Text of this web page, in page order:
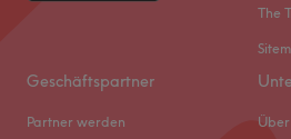
The
Geschäftspartner
Partner werden